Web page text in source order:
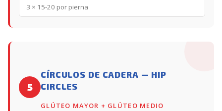
3 × 15-20 por pierna
5
CÍRCULOS DE CADERA — HIP
CIRCLES
GLÚTEO MAYOR + GLÚTEO MEDIO